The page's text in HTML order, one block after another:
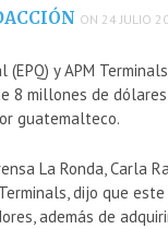
ON 24 JULIO
(EPQ) y APM
8 millones de
guatemalteco.
La Ronda, Carla
dijo que
además de